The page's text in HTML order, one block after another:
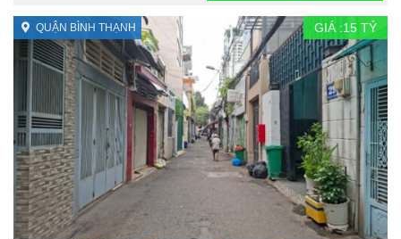
QUẬN BÌNH THẠNH GIÁ :15 TỶ